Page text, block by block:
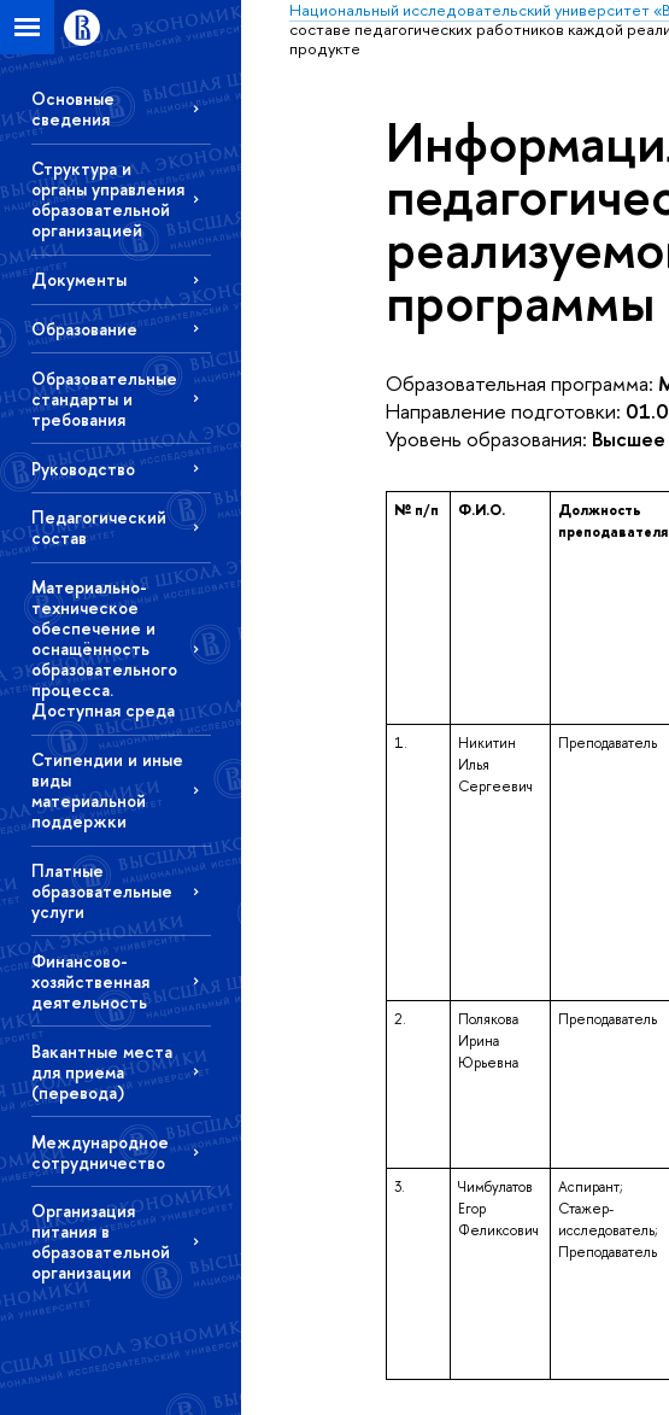
Национальный исследовательский университет
составе педагогических работников каждой
продукте
Основные
сведения
Структура и
органы управления
образовательной
организацией
Документы
Образование
Образовательные
стандарты и
требования
Руководство
Педагогический
состав
Материально-
техническое
обеспечение и
оснащённость
образовательного
процесса.
Доступная среда
Стипендии и иные
виды
материальной
поддержки
Платные
образовательные
услуги
Финансово-
хозяйственная
деятельность
Вакантные места
для приема
(перевода)
Международное
сотрудничество
Организация
питания в
образовательной
организации
программы
Образовательная программа:
Направление подготовки:
Уровень образования: Высшее
№ п/п Ф.И.О.
Должность
преподавателя
1.
Никитин
Илья
Сергеевич
Преподаватель
2.
Полякова
Ирина
Юрьевна
Преподаватель
3.
Чимбулатов
Егор
Феликсович
Аспирант;
Стажер-
исследователь;
Преподаватель